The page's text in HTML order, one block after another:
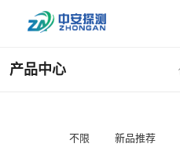
产品中心
不限 新品推荐